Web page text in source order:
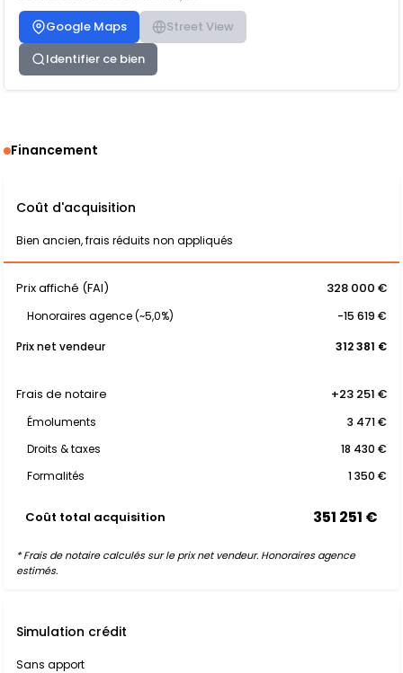
Google Maps
Street View
Identifier ce bien
Financement
Coût d'acquisition
Bien ancien, frais réduits non appliqués
Prix affiché (FAI) 328 000 €
Honoraires agence (~5,0%)
-15 619 €
Prix net vendeur
312 381 €
Frais de notaire +23 251 €
Émoluments
3 471 €
Droits & taxes
18 430 €
Formalités
1 350 €
Coût total acquisition 351 251 €
* Frais de notaire calculés sur le prix net vendeur. Honoraires agence
estimés.
Simulation crédit
Sans apport